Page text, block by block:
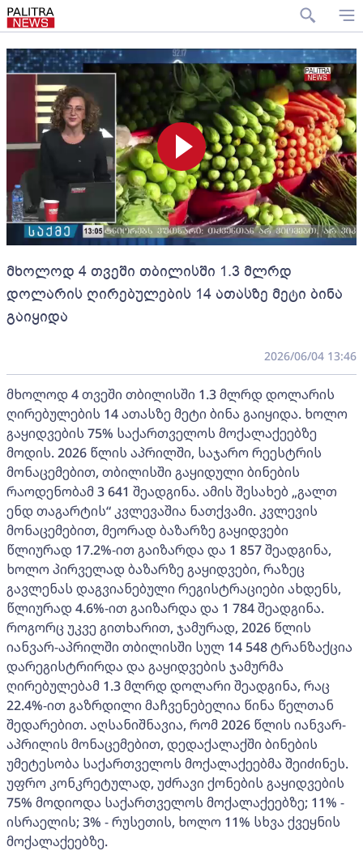
მხოლოდ 4 თვეში თბილისში 1.3 მლრდ
დოლარის ღირებულების 14 ათასზე მეტი ბინა
გაიყიდა
2026/06/04 13:46
მხოლოდ 4 თვეში თბილისში 1.3 მლრდ დოლარის
ღირებულების 14 ათასზე მეტი ბინა გაიყიდა. ხოლო
გაყიდვების 75% საქართველოს მოქალაქეებზე
მოდის. 2026 წლის აპრილში, საჯარო რეესტრის
მონაცემებით, თბილისში გაყიდული ბინების
რაოდენობამ 3 641 შეადგინა. ამის შესახებ „გალთ
ენდ თაგარტის“ კვლევაშია ნათქვამი. კვლევის
მონაცემებით, მეორად ბაზარზე გაყიდვები
წლიურად 17.2%-ით გაიზარდა და 1 857 შეადგინა,
ხოლო პირველად ბაზარზე გაყიდვები, რაზეც
გავლენას დაგვიანებული რეგისტრაციები ახდენს,
წლიურად 4.6%-ით გაიზარდა და 1 784 შეადგინა.
როგორც უკვე გითხარით, ჯამურად, 2026 წლის
იანვარ-აპრილში თბილისში სულ 14 548 ტრანზაქცია
დარეგისტრირდა და გაყიდვების ჯამურმა
ღირებულებამ 1.3 მლრდ დოლარი შეადგინა, რაც
22.4%-ით გაზრდილი მაჩვენებელია წინა წელთან
შედარებით. აღსანიშნავია, რომ 2026 წლის იანვარ-
აპრილის მონაცემებით, დედაქალაქში ბინების
უმეტესობა საქართველოს მოქალაქეებმა შეიძინეს.
უფრო კონკრეტულად, უძრავი ქონების გაყიდვების
75% მოდიოდა საქართველოს მოქალაქეებზე; 11% -
ისრაელის; 3% - რუსეთის, ხოლო 11% სხვა ქვეყნის
მოქალაქეებზე.